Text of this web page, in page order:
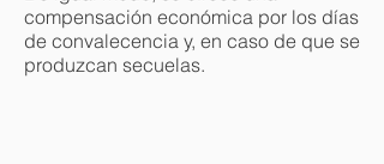
compensación económica por los días
de convalecencia y, en caso de que se
produzcan secuelas.